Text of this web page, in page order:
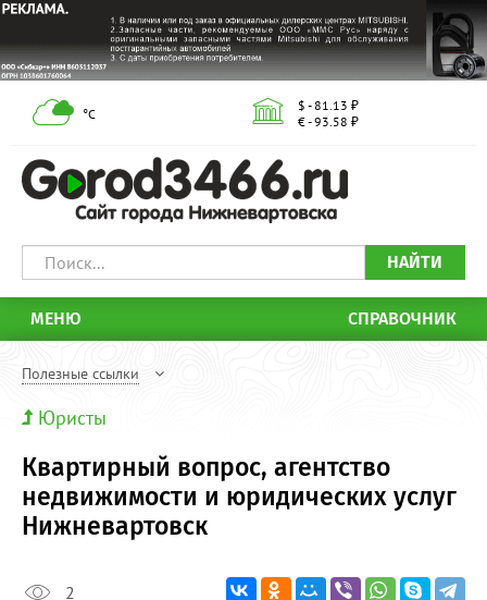
°С
$ - 81.13 ₽
€ - 93.58 ₽
НАЙТИ
МЕНЮ СПРАВОЧНИК
Полезные ссылки
Юристы
Квартирный вопрос, агентство
недвижимости и юридических услуг
Нижневартовск
2